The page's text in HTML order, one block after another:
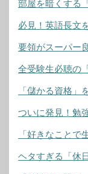
部屋を暗くする
必見！英語長文
要領がスーパー
全受験生必聴の
「儲かる資格」
ついに発見！勉
「好きなことで
ヘタすぎる「休